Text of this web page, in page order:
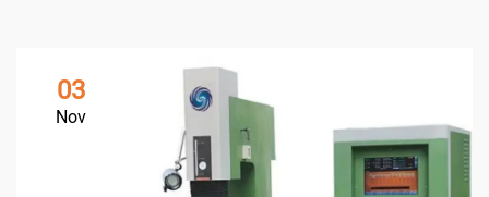
03
Nov